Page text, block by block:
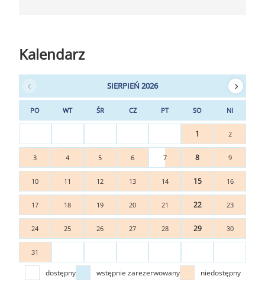
Kalendarz
SIERPIEŃ 2026
PO WT ŚR CZ PT SO NI
1 2
3 4 5 6 7 8 9
10 11 12 13 14 15 16
17 18 19 20 21 22 23
24 25 26 27 28 29 30
31
dostępny wstępnie zarezerwowany niedostępny